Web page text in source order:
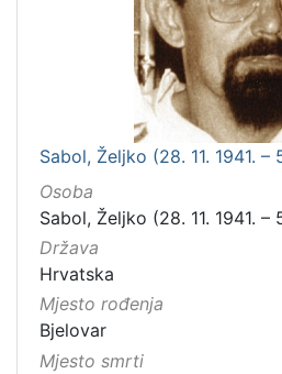
Sabol, Željko (28. 11. 1941. –
Osoba
Sabol, Željko (28. 11. 1941. –
Država
Hrvatska
Mjesto rođenja
Bjelovar
Mjesto smrti